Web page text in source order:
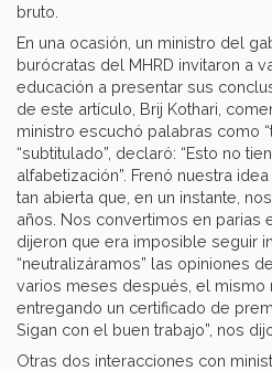
bruto.
En una ocasión, un ministro del
burócratas del MHRD invitaron a
educación a presentar sus
de este artículo, Brij Kothari,
ministro escuchó palabras como
“subtitulado”, declaró: “Esto no
alfabetización”. Frenó nuestra
tan abierta que, en un instante,
años. Nos convertimos en parias
dijeron que era imposible seguir
“neutralizáramos” las opiniones
varios meses después, el mismo
entregando un certificado de
Sigan con el buen trabajo”, nos
Otras dos interacciones con